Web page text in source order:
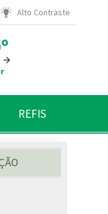
Alto Contraste
REFIS